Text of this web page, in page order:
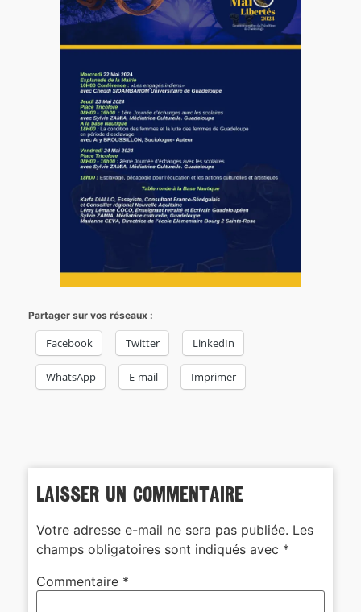
Partager sur vos réseaux :
Facebook Twitter LinkedIn
WhatsApp E-mail Imprimer
Laisser un commentaire
Votre adresse e-mail ne sera pas publiée. Les
champs obligatoires sont indiqués avec *
Commentaire *